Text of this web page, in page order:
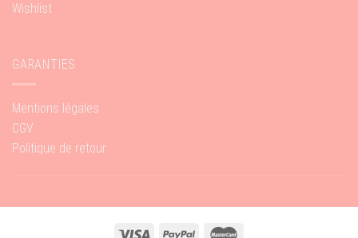
Wishlist
GARANTIES
Mentions légales
CGV
Politique de retour